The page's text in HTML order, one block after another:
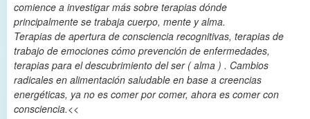
comience a investigar más sobre terapias dónde
principalmente se trabaja cuerpo, mente y alma.
Terapias de apertura de consciencia recognitivas, terapias de
trabajo de emociones cómo prevención de enfermedades,
terapias para el descubrimiento del ser ( alma ) . Cambios
radicales en alimentación saludable en base a creencias
energéticas, ya no es comer por comer, ahora es comer con
consciencia.<<